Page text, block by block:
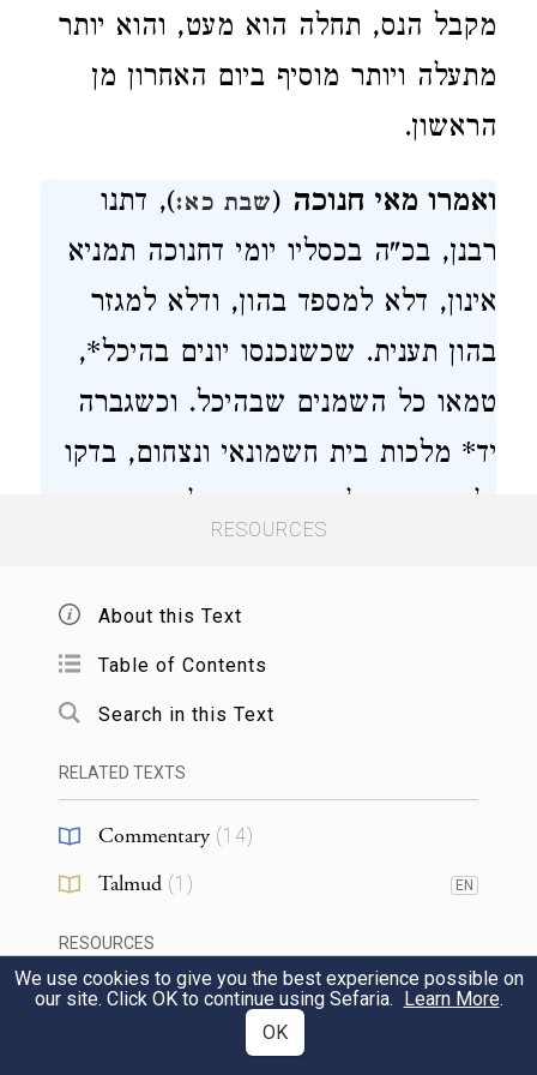
מקבל הנס, תחלה הוא מעט, והוא יותר
מתעלה ויותר מוסיף ביום האחרון מן
הראשון.
ואמרו מאי חנוכה (שבת כא:), דתנו
רבנן, בכ"ה בכסליו יומי דחנוכה תמניא
אינון, דלא למספד בהון, ודלא למגזר
בהון תענית. שכשנכנסו יונים בהיכל*,
טמאו כל השמנים שבהיכל. וכשגברה
יד* מלכות בית חשמונאי ונצחום, בדקו
ולא מצאו אלא פך אחד של שמן שהיה
אלא להדליק יום אחד. ונעשה* בו נס,
והדליקו ממנו שמונה ימים. לשנה אחרת
קבעום ח' ימים*, בהלל ובהודאה*. ואם
תאמר, וכי בשביל שנעשה להם נס
בהדלקה, שלא תהיה בטילה ההדלקה,
היו קובעין חנוכה. כי מה שחייב להודות
הצלתו, ולא בשביל שנעשה לו נס
לעשות המצוה, כי אין המצוה הנאה אל
. ולפי הדברים אשר בארנו
RESOURCES
About this Text
Table of Contents
Search in this Text
RELATED TEXTS
Commentary (14)
Talmud (1 ) EN
RESOURCES
Sheets ( 1)
We use cookies to give you the best experience possible on
our site. Click OK to continue using Sefaria. Learn More.
OK